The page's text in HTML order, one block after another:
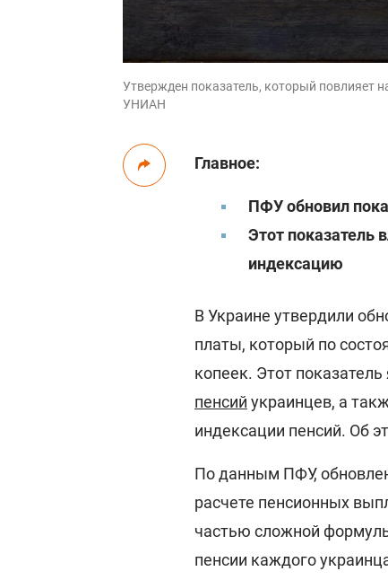
Утвержден показатель, который повлияет
УНИАН
Главное:
ПФУ обновил
Этот показатель
индексацию
В Украине утвердили
платы, который по
копеек. Этот
пенсий украинцев, а
индексации пенсий. Об
По данным ПФУ,
расчете пенсионных
частью сложной
пенсии каждого